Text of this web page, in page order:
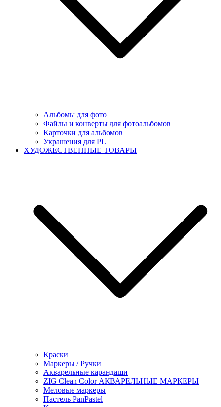
Альбомы для фото
Файлы и конверты для фотоальбомов
Карточки для альбомов
Украшения для PL
ХУДОЖЕСТВЕННЫЕ ТОВАРЫ
Краски
Маркеры / Ручки
Акварельные карандаши
ZIG Clean Color АКВАРЕЛЬНЫЕ МАРКЕРЫ
Меловые маркеры
Пастель PanPastel